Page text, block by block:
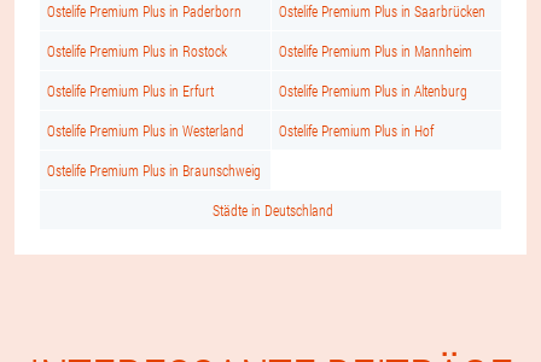
Ostelife Premium Plus in Paderborn Ostelife Premium Plus in Saarbrücken
Ostelife Premium Plus in Rostock Ostelife Premium Plus in Mannheim
Ostelife Premium Plus in Erfurt Ostelife Premium Plus in Altenburg
Ostelife Premium Plus in Westerland Ostelife Premium Plus in Hof
Ostelife Premium Plus in Braunschweig
Städte in Deutschland